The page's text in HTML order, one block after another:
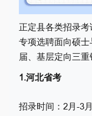
正定县各类招录
专项选聘面向硕士
届、基层定向三重
1.河北省考
招录时间：2月-3月